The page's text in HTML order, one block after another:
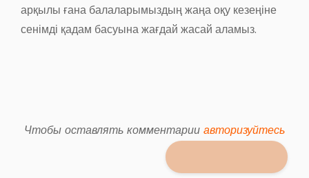
арқылы ғана балаларымыздың жаңа оқу кезеңіне
сенімді қадам басуына жағдай жасай аламыз.
Чтобы оставлять комментарии авторизуйтесь